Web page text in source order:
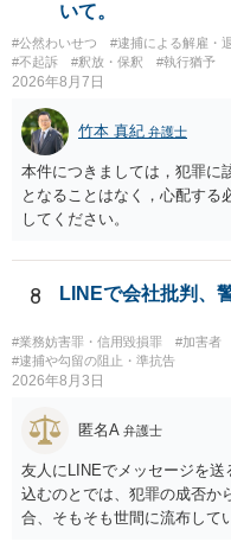
いて。
#公然わいせつ #逮捕による解雇・
#不起訴
#釈放・保釈 #執行猶予
2026年8月7日
竹本 真紀 弁護士
本件につきましては，犯罪に
となることはなく，心配する
してください。
8 LINEで会社批判、
#業務妨害罪・信用毀損罪 #加害者
#逮捕や勾留の阻止・準抗告
2026年8月3日
匿名A 弁護士
友人にLINEでメッセージを
込むのとでは、犯罪の成否か
合、そもそも世間に流布して